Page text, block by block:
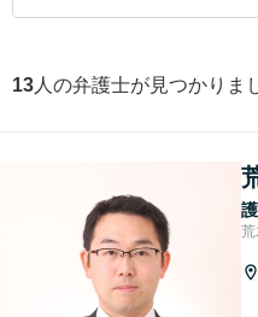
13 人の弁護士が見つかりま